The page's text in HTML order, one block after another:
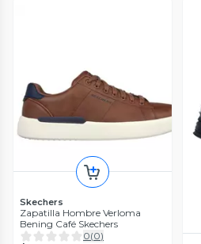
Skechers
Zapatilla Hombre Verloma
Bening Café Skechers
0(0)